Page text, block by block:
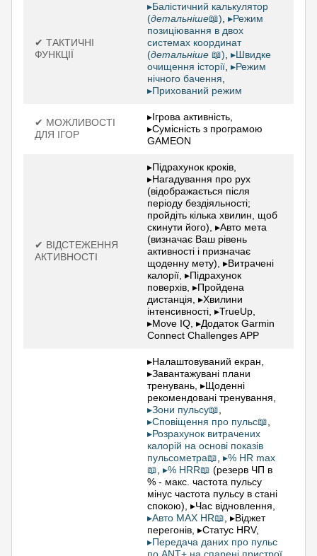
✔ ТАКТИЧНІ
ФУНКЦІЇ
▸Балістичний калькулятор
(детальніше📖), ▸Режим
позиціювання в двох
системах координат
(детальніше 📖), ▸Швидке
очищення історії, ▸Режим
нічного бачення,
▸Прихований режим
✔ МОЖЛИВОСТІ
ДЛЯ ІГОР
▸Ігрова активність,
▸Сумісність з програмою
GAMEON
✔ ВІДСТЕЖЕННЯ
АКТИВНОСТІ
▸Підрахунок кроків,
▸Нагадування про рух
(відображається після
періоду бездіяльності;
пройдіть кілька хвилин, щоб
скинути його), ▸Авто мета
(визначає Ваш рівень
активності і призначає
щоденну мету), ▸Витрачені
калорії, ▸Підрахунок
поверхів, ▸Пройдена
дистанція, ▸Хвилини
інтенсивності, ▸TrueUp,
▸Move IQ, ▸Додаток Garmin
Connect Challenges APP
▸Налаштовуваний екран,
▸Завантажувані плани
тренувань, ▸Щоденні
рекомендовані тренування,
▸Зони пульсу📖,
▸Сповіщення про пульс📖,
▸Розрахунок витрачених
калорій на основі показів
пульсометра📖, ▸% HR max
📖, ▸% HRR📖 (резерв ЧП в
% - макс. частота пульсу
мінус частота пульсу в стані
спокою), ▸Час відновлення,
▸Авто MAX HR📖, ▸Віджет
перегонів, ▸Статус HRV,
▸Передача даних про пульс